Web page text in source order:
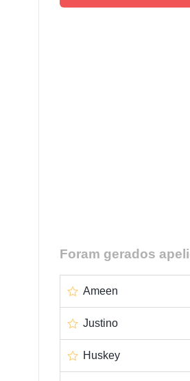
Foram gerados
Ameen
Justino
Huskey